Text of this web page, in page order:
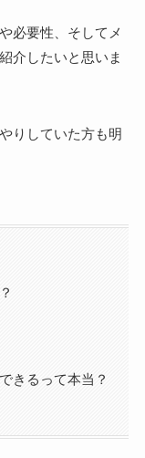
必要性、そしてメ
介したいと思いま
りしていた方も明
きるって本当？